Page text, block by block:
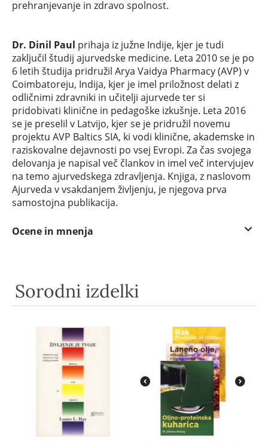
prehranjevanje in zdravo spolnost.
Dr. Dinil Paul prihaja iz južne Indije, kjer je tudi
zaključil študij ajurvedske medicine. Leta 2010 se je po
6 letih študija pridružil Arya Vaidya Pharmacy (AVP) v
Coimbatoreju, Indija, kjer je imel priložnost delati z
odličnimi zdravniki in učitelji ajurvede ter si
pridobivati klinične in pedagoške izkušnje. Leta 2016
se je preselil v Latvijo, kjer se je pridružil novemu
projektu AVP Baltics SIA, ki vodi klinične, akademske in
raziskovalne dejavnosti po vsej Evropi. Za čas svojega
delovanja je napisal več člankov in imel več intervjujev
na temo ajurvedskega zdravljenja. Knjiga, z naslovom
Ajurveda v vsakdanjem življenju, je njegova prva
samostojna publikacija.
Ocene in mnenja
Sorodni izdelki